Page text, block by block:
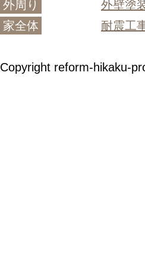
外周り
外壁塗
家全体
耐震工
Copyright reform-hikaku-